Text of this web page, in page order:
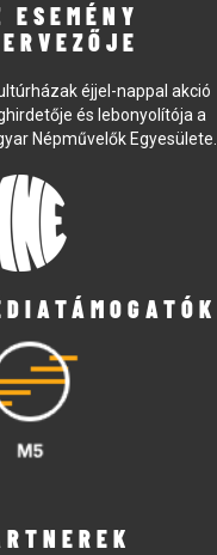
ESEMÉNY
éjjel-nappal akció
és lebonyolítója a
Népművelők Egyesülete.